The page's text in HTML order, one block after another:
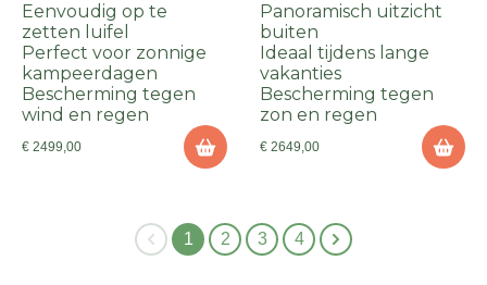
Eenvoudig op te
zetten luifel
Perfect voor zonnige
kampeerdagen
Bescherming tegen
wind en regen
€ 2499,00
Panoramisch uitzicht
buiten
Ideaal tijdens lange
vakanties
Bescherming tegen
zon en regen
€ 2649,00
1 2 3 4